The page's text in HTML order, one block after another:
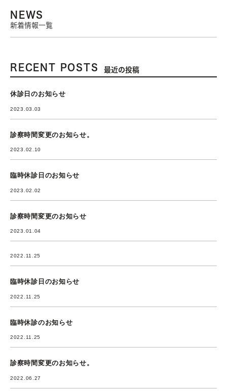
NEWS
新着情報一覧
RECENT POSTS 最近の投稿
休診日のお知らせ
2023.03.03
診察時間変更のお知らせ。
2023.02.10
臨時休診日のお知らせ
2023.02.02
診察時間変更のお知らせ
2023.01.04
2022.11.25
臨時休診日のお知らせ
2022.11.25
臨時休診のお知らせ
2022.11.25
診察時間変更のお知らせ。
2022.06.27